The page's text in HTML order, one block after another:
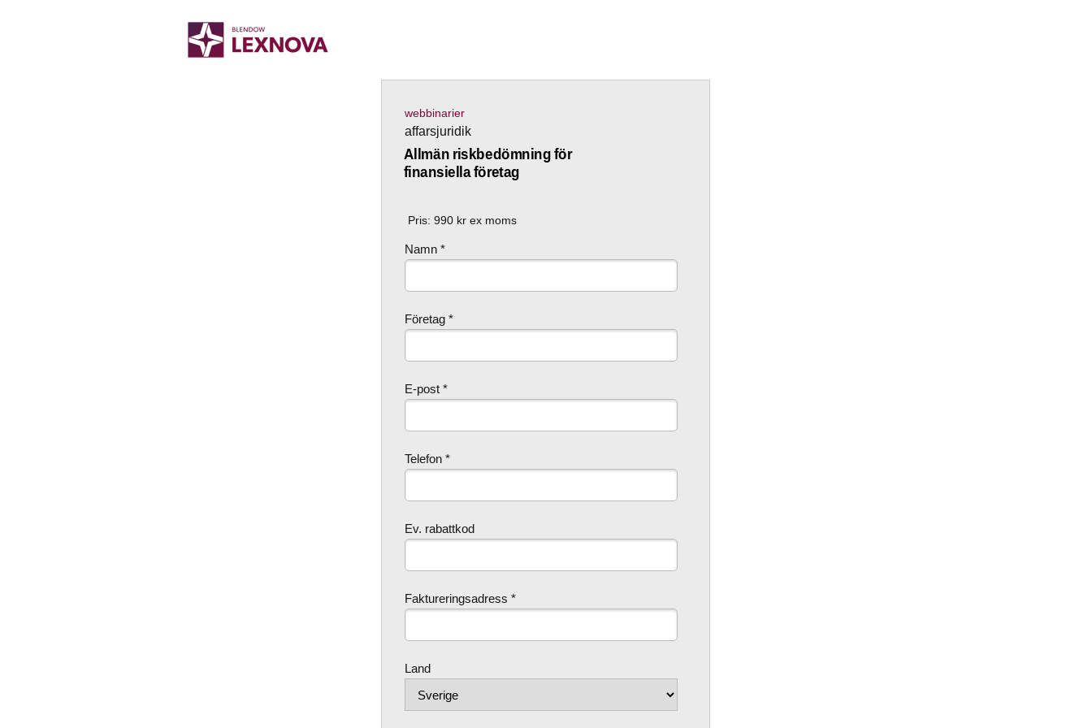
Namn *
Företag *
E-post *
Telefon *
Ev. rabattkod
Faktureringsadress *
Land
webbinarier
affarsjuridik
Pris: 990 kr ex moms
Allmän riskbedömning för
finansiella företag